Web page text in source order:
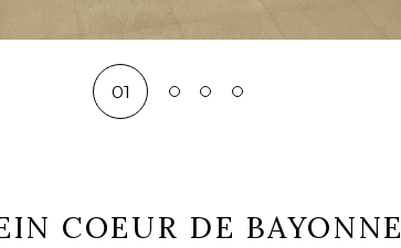
01 02 03 04
COEUR DE BAYONNE